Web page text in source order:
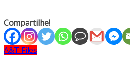
Compartilhe!
A&T Files